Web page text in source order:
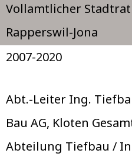
Vollamtlicher
Rapperswil-Jona
2007-2020
Abt.-Leiter Ing.
Bau AG, Kloten
Abteilung Tiefbau /